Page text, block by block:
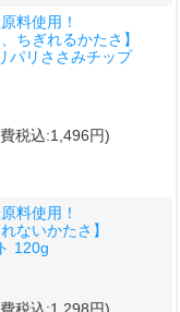
料使用！
ちぎれるかたさ】
パリささみチップ
税込:1,496円)
料使用！
ないかたさ】
120g